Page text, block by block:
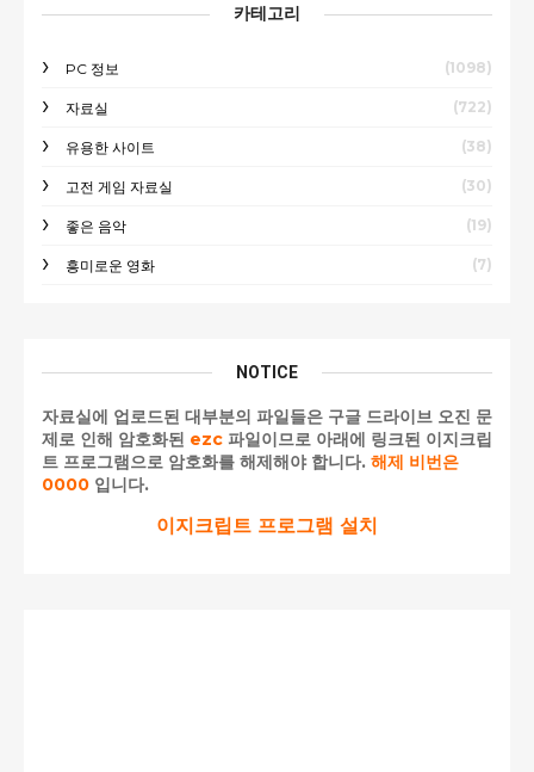
카테고리
PC 정보 (1098)
자료실 (722)
유용한 사이트 (38)
고전 게임 자료실 (30)
좋은 음악 (19)
흥미로운 영화 (7)
NOTICE
자료실에 업로드된 대부분의 파일들은 구글 드라이브 오진 문
제로 인해 암호화된 ezc 파일이므로 아래에 링크된 이지크립
트 프로그램으로 암호화를 해제해야 합니다. 해제 비번은
0000 입니다.
이지크립트 프로그램 설치